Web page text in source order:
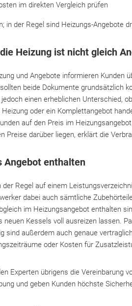
im direkten Vergleich prüfen
in der Regel sind Heizungs-Angebote
Heizung ist nicht gleich
und Angebote informieren Kunden
beide Dokumente grundsätzlich
einen erheblichen Unterschied,
oder ein Komplettangebot
auf den Preis im
Preise darüber liegen, erklärt die
Angebot enthalten
Regel auf einem
dabei auch sämtliche
im Heizungsangebot enthalten
neuen Kessels voll ausreizen lassen.
sind außerdem auch genaue
oder Kosten für
Experten übrigens die Vereinbarung
und geben Kunden höchste